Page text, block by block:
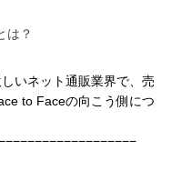
は？
いネット通販業界で、売
to Faceの向こう側につ